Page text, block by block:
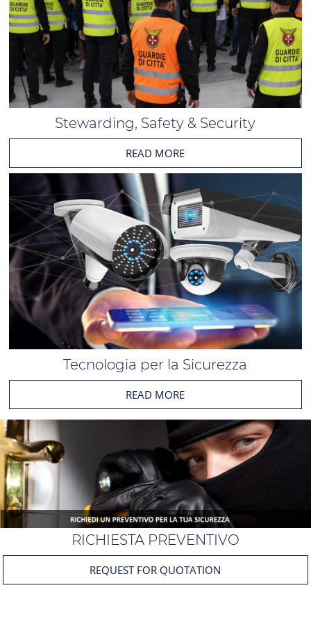
Stewarding, Safety & Security
READ MORE
Tecnologia per la Sicurezza
READ MORE
RICHIESTA PREVENTIVO
REQUEST FOR QUOTATION